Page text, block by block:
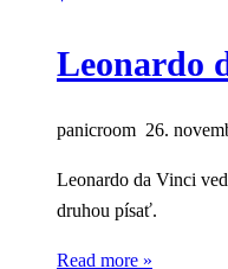
Leonardo
panicroom 26.
Leonardo da Vinci
druhou písať.
Read more »